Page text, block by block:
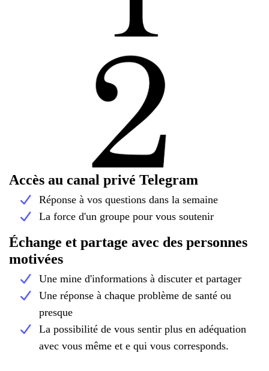
Accès au canal privé Telegram
Réponse à vos questions dans la semaine
La force d'un groupe pour vous soutenir
Échange et partage avec des personnes
motivées
Une mine d'informations à discuter et partager
Une réponse à chaque problème de santé ou
presque
La possibilité de vous sentir plus en adéquation
avec vous même et e qui vous corresponds.